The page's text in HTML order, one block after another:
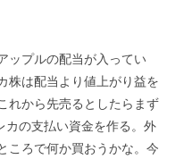
ップルの配当が入ってい
株は配当より値上がり益を
れから先売るとしたらまず
カの支払い資金を作る。外
ころで何か買おうかな。今